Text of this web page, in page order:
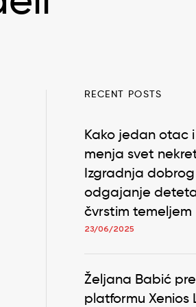
RECENT POSTS
Kako jedan otac
menja svet
Izgradnja
odgajanje
čvrstim temeljem
23/06/2025
Željana Babić
platformu Xenios